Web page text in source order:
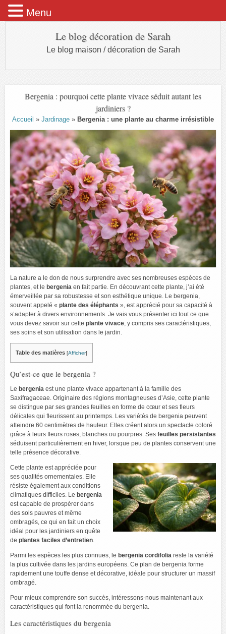
Le blog décoration de Sarah
Le blog maison / décoration de Sarah
Bergenia : pourquoi cette plante vivace séduit autant les
jardiniers ?
Accueil » Jardinage » Bergenia : une plante au charme irrésistible
La nature a le don de nous surprendre avec ses nombreuses espèces de
plantes, et le bergenia en fait partie. En découvrant cette plante, j’ai été
émerveillée par sa robustesse et son esthétique unique. Le bergenia,
souvent appelé « plante des éléphants », est apprécié pour sa capacité à
s’adapter à divers environnements. Je vais vous présenter ici tout ce que
vous devez savoir sur cette plante vivace, y compris ses caractéristiques,
ses soins et son utilisation dans le jardin.
Table des matières [Afficher]
Qu’est-ce que le bergenia ?
Le bergenia est une plante vivace appartenant à la famille des
Saxifragaceae. Originaire des régions montagneuses d’Asie, cette plante
se distingue par ses grandes feuilles en forme de cœur et ses fleurs
délicates qui fleurissent au printemps. Les variétés de bergenia peuvent
atteindre 60 centimètres de hauteur. Elles créent alors un spectacle coloré
grâce à leurs fleurs roses, blanches ou pourpres. Ses feuilles persistantes
séduisent particulièrement en hiver, lorsque peu de plantes conservent une
telle présence décorative.
Cette plante est appréciée pour
ses qualités ornementales. Elle
résiste également aux conditions
climatiques difficiles. Le bergenia
est capable de prospérer dans
des sols pauvres et même
ombragés, ce qui en fait un choix
idéal pour les jardiniers en quête
de plantes faciles d’entretien.
Parmi les espèces les plus connues, le bergenia cordifolia reste la variété
la plus cultivée dans les jardins européens. Ce plan de bergenia forme
rapidement une touffe dense et décorative, idéale pour structurer un massif
ombragé.
Pour mieux comprendre son succès, intéressons-nous maintenant aux
caractéristiques qui font la renommée du bergenia.
Les caractéristiques du bergenia
Menu